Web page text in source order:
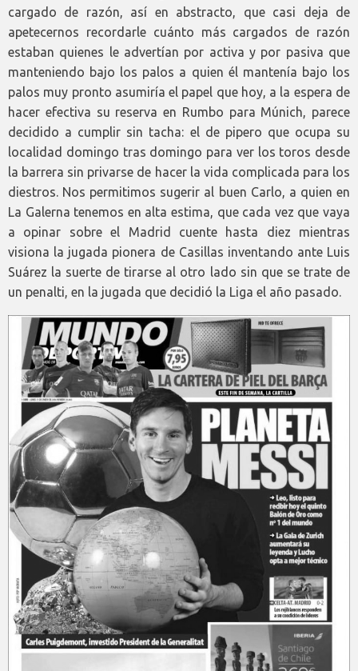
cargado de razón, así en abstracto, que casi deja de
apetecernos recordarle cuánto más cargados de razón
estaban quienes le advertían por activa y por pasiva que
manteniendo bajo los palos a quien él mantenía bajo los
palos muy pronto asumiría el papel que hoy, a la espera de
hacer efectiva su reserva en Rumbo para Múnich, parece
decidido a cumplir sin tacha: el de pipero que ocupa su
localidad domingo tras domingo para ver los toros desde
la barrera sin privarse de hacer la vida complicada para los
diestros. Nos permitimos sugerir al buen Carlo, a quien en
La Galerna tenemos en alta estima, que cada vez que vaya
a opinar sobre el Madrid cuente hasta diez mientras
visiona la jugada pionera de Casillas inventando ante Luis
Suárez la suerte de tirarse al otro lado sin que se trate de
un penalti, en la jugada que decidió la Liga el año pasado.